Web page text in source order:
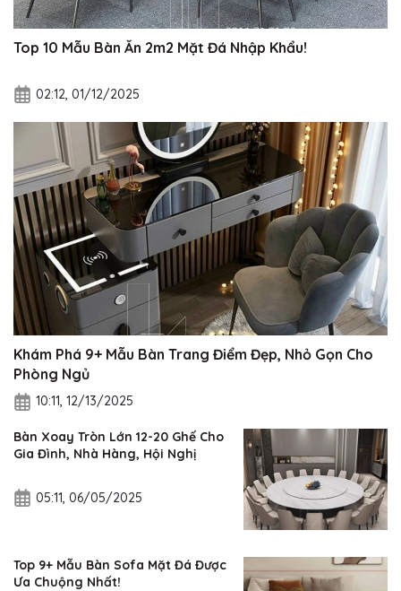
Top 10 Mẫu Bàn Ăn 2m2 Mặt Đá Nhập Khẩu!
02:12, 01/12/2025
Khám Phá 9+ Mẫu Bàn Trang Điểm Đẹp, Nhỏ Gọn Cho
Phòng Ngủ
10:11, 12/13/2025
Bàn Xoay Tròn Lớn 12-20 Ghế Cho
Gia Đình, Nhà Hàng, Hội Nghị
05:11, 06/05/2025
Top 9+ Mẫu Bàn Sofa Mặt Đá Được
Ưa Chuộng Nhất!